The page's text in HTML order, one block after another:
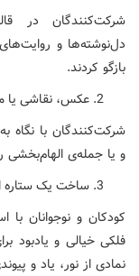
شرکت‌کنندگان در
دل‌نوشته‌ها و
بازگو کردند.
عکس، نقاشی یا
شرکت‌کنندگان با
و یا جمله‌ی الهام‌بخشی
ساخت یک ستاره
کودکان و نوجوانان
فلکی خیالی و یادبود
نمادی از نور، یاد و